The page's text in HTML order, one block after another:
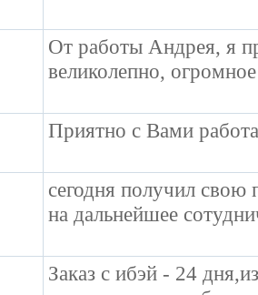
От работы Андрея, я
великолепно,
Приятно с Вами
сегодня получил свою
на дальнейшее
Заказ с ибэй - 24